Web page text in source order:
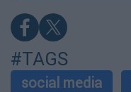
#TAGS
social media